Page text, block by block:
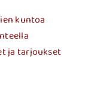
kuntoa
ja tarjoukset